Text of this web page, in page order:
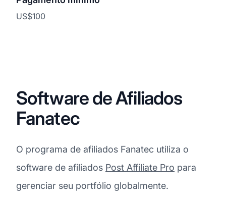
US$100
Software de Afiliados
Fanatec
O programa de afiliados Fanatec utiliza o
software de afiliados Post Affiliate Pro para
gerenciar seu portfólio globalmente.